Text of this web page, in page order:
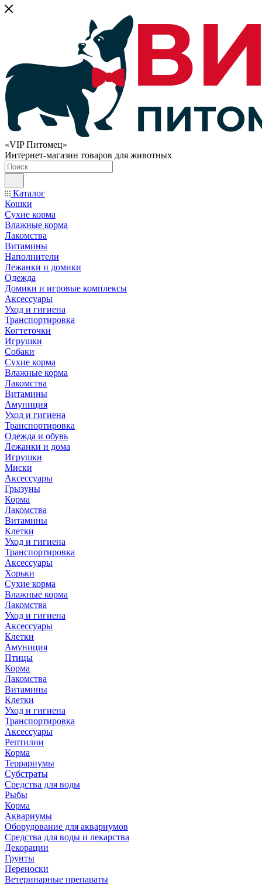
«VIP Питомец»
Интернет-магазин товаров для животных
Каталог
Кошки
Сухие корма
Влажные корма
Лакомства
Витамины
Наполнители
Лежанки и домики
Одежда
Домики и игровые комплексы
Аксессуары
Уход и гигиена
Транспортировка
Когтеточки
Игрушки
Собаки
Сухие корма
Влажные корма
Лакомства
Витамины
Амуниция
Уход и гигиена
Транспортировка
Одежда и обувь
Лежанки и дома
Игрушки
Миски
Аксессуары
Грызуны
Корма
Лакомства
Витамины
Клетки
Уход и гигиена
Транспортировка
Аксессуары
Хорьки
Сухие корма
Влажные корма
Лакомства
Уход и гигиена
Аксессуары
Клетки
Амуниция
Птицы
Корма
Лакомства
Витамины
Клетки
Уход и гигиена
Транспортировка
Аксессуары
Рептилии
Корма
Террариумы
Субстраты
Средства для воды
Рыбы
Корма
Аквариумы
Оборудование для аквариумов
Средства для воды и лекарства
Декорации
Грунты
Переноски
Ветеринарные препараты